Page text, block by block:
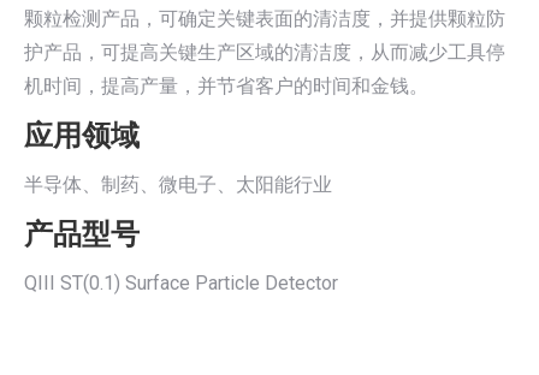
颗粒检测产品，可确定关键表面的清洁度，并提供颗粒防
护产品，可提高关键生产区域的清洁度，从而减少工具停
机时间，提高产量，并节省客户的时间和金钱。
应用领域
半导体、制药、微电子、太阳能行业
产品型号
QIII ST(0.1) Surface Particle Detector